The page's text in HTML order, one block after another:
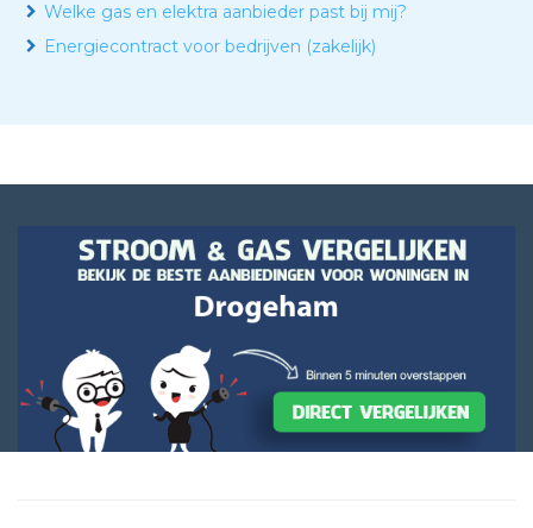
Welke gas en elektra aanbieder past bij mij?
Energiecontract voor bedrijven (zakelijk)